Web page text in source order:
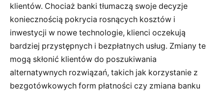
klientów. Chociaż banki tłumaczą swoje decyzje
koniecznością pokrycia rosnących kosztów i
inwestycji w nowe technologie, klienci oczekują
bardziej przystępnych i bezpłatnych usług. Zmiany te
mogą skłonić klientów do poszukiwania
alternatywnych rozwiązań, takich jak korzystanie z
bezgotówkowych form płatności czy zmiana banku